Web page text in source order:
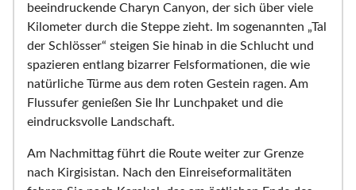
beeindruckende Charyn Canyon, der sich über viele
Kilometer durch die Steppe zieht. Im sogenannten „Tal
der Schlösser“ steigen Sie hinab in die Schlucht und
spazieren entlang bizarrer Felsformationen, die wie
natürliche Türme aus dem roten Gestein ragen. Am
Flussufer genießen Sie Ihr Lunchpaket und die
eindrucksvolle Landschaft.
Am Nachmittag führt die Route weiter zur Grenze
nach Kirgisistan. Nach den Einreiseformalitäten